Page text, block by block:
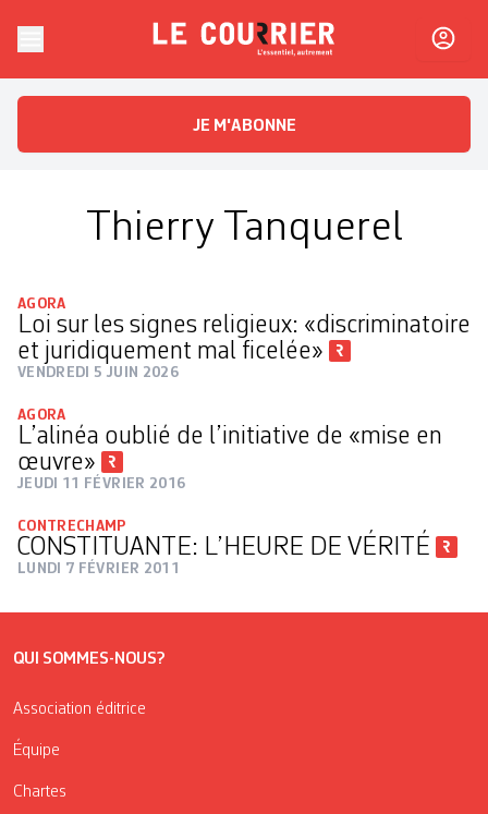
Le CourrierL'essentiel, autrement
JE M'ABONNE
Thierry Tanquerel
AGORA
Loi sur les signes religieux: «discriminatoire
et juridiquement mal ficelée»
VENDREDI 5 JUIN 2026
AGORA
L’alinéa oublié de l’initiative de «mise en
œuvre»
JEUDI 11 FÉVRIER 2016
CONTRECHAMP
CONSTITUANTE: L’HEURE DE VÉRITÉ
LUNDI 7 FÉVRIER 2011
QUI SOMMES-NOUS?
Association éditrice
Équipe
Chartes